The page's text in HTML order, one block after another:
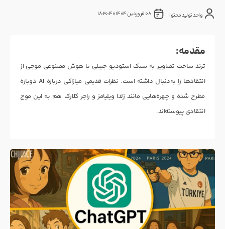
واحد تولید محتوا 08 فروردین 1404 18:20:40
مقدمه :
ترند ساخت تصاویر به سبک استودیو جیبلی با هوش مصنوعی موجی از
انتقادها را به‌دنبال داشته است. نظرات قدیمی میازاکی درباره AI دوباره
مطرح شده و چهره‌هایی مانند زلدا ویلیامز و راجر کلارک هم به این موج
انتقادی پیوسته‌اند.